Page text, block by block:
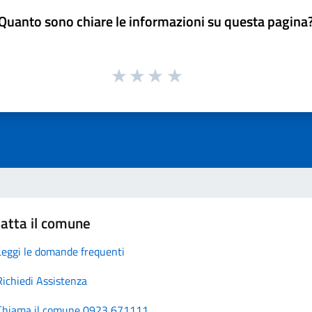
sono chiare le informazioni su questa
il comune
le domande frequenti
Assistenza